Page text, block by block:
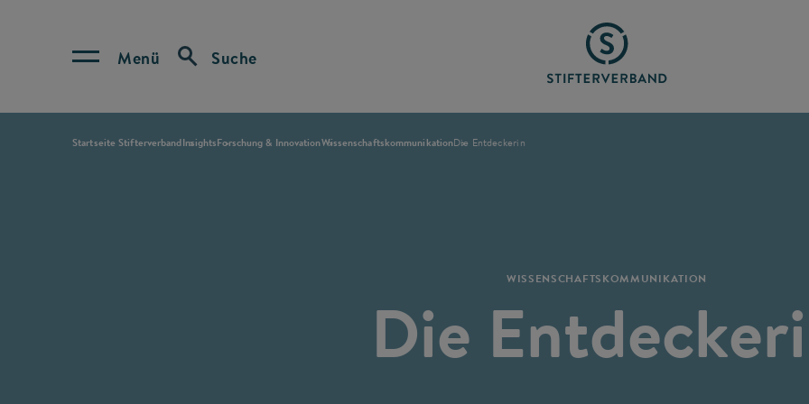
Menü Suche
Startseite StifterverbandInsightsForschung & InnovationWissenschaftskommunikationDie Entdeckerin
WISSENSCHAFTSKOMMUNIKATION
Die